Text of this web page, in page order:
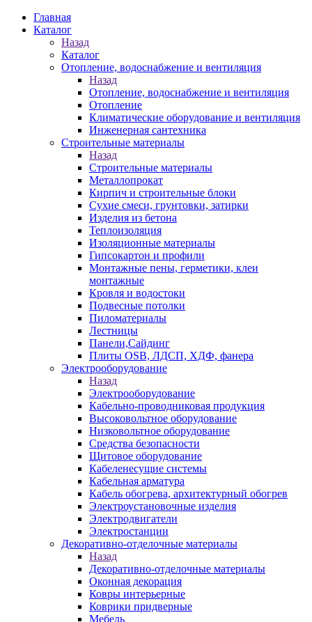
Главная
Каталог
Назад
Каталог
Отопление, водоснабжение и вентиляция
Назад
Отопление, водоснабжение и вентиляция
Отопление
Климатические оборудование и вентиляция
Инженерная сантехника
Строительные материалы
Назад
Строительные материалы
Металлопрокат
Кирпич и строительные блоки
Сухие смеси, грунтовки, затирки
Изделия из бетона
Теплоизоляция
Изоляционные материалы
Гипсокартон и профили
Монтажные пены, герметики, клеи
монтажные
Кровля и водостоки
Подвесные потолки
Пиломатериалы
Лестницы
Панели,Сайдинг
Плиты OSB, ЛДСП, ХДФ, фанера
Электрооборудование
Назад
Электрооборудование
Кабельно-проводниковая продукция
Высоковольтное оборудование
Низковольтное оборудование
Средства безопасности
Щитовое оборудование
Кабеленесущие системы
Кабельная арматура
Кабель обогрева, архитектурный обогрев
Электроустановочные изделия
Электродвигатели
Электростанции
Декоративно-отделочные материалы
Назад
Декоративно-отделочные материалы
Оконная декорация
Ковры интерьерные
Коврики придверные
Мебель